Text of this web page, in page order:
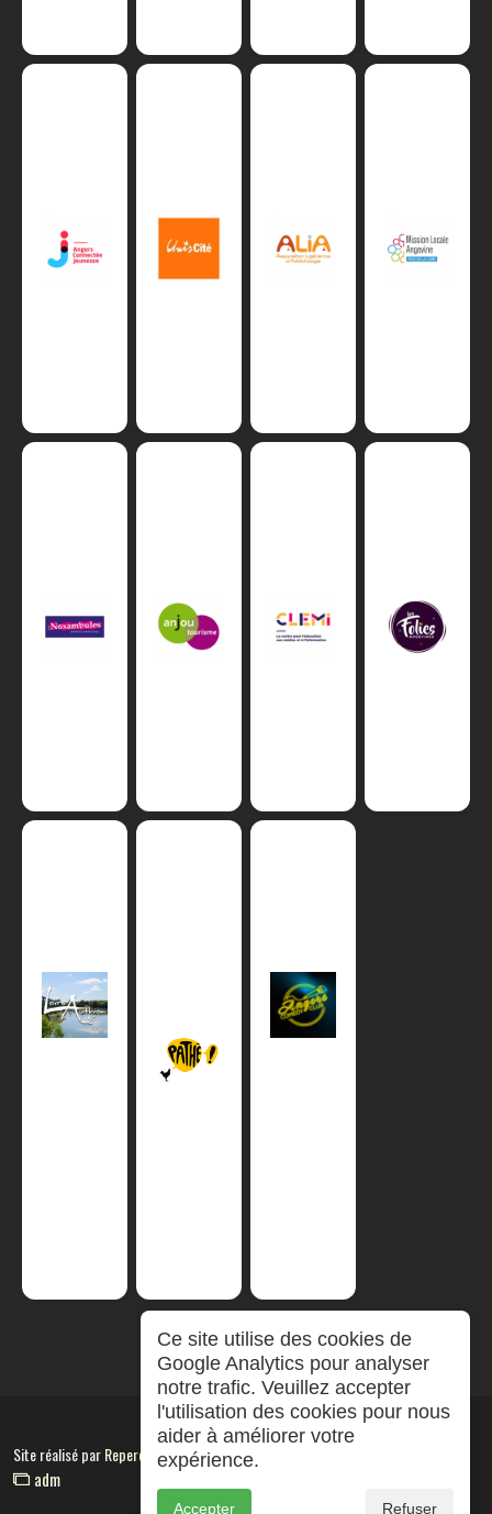
Site réalisé parRepereCom
adm
Ce site utilise des cookies de
Google Analytics pour analyser
notre trafic. Veuillez accepter
l'utilisation des cookies pour nous
aider à améliorer votre
expérience.
Accepter Refuser